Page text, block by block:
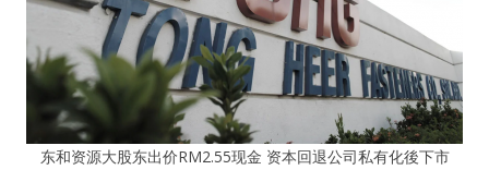
东和资源大股东出价RM2.55现金 资本回退公司私有化後下市